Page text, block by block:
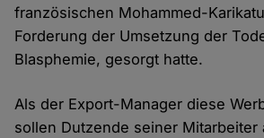
französischen Mohammed-
Forderung der Umsetzung der
Blasphemie, gesorgt hatte.
Als der Export-Manager diese
sollen Dutzende seiner Mitarbeiter